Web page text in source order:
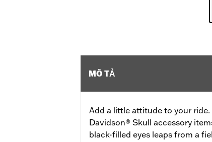
MÔ TẢ
Add a little attitude to your
Davidson® Skull accessory
black-filled eyes leaps from a